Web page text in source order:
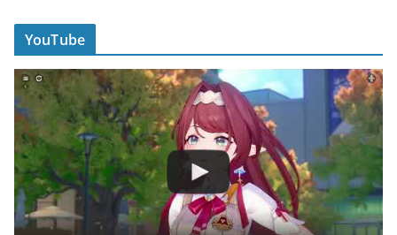
YouTube